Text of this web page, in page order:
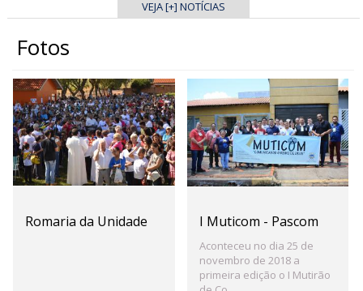
VEJA [+] NOTÍCIAS
Fotos
Romaria da Unidade I Muticom - Pascom
Aconteceu no dia 25 de
novembro de 2018 a
primeira edição o I Mutirão